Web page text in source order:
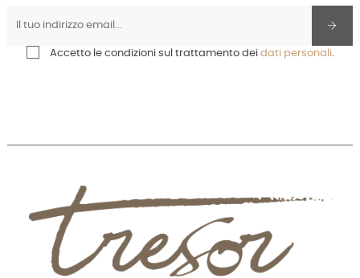
Accetto le condizioni sul trattamento dei dati personali.